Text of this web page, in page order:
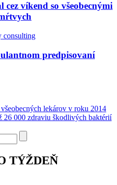
víkend so všeobecnými
predpisovaní
lekárov v roku 2014
000 zdraviu škodlivých baktérií
TÝŽDEŇ